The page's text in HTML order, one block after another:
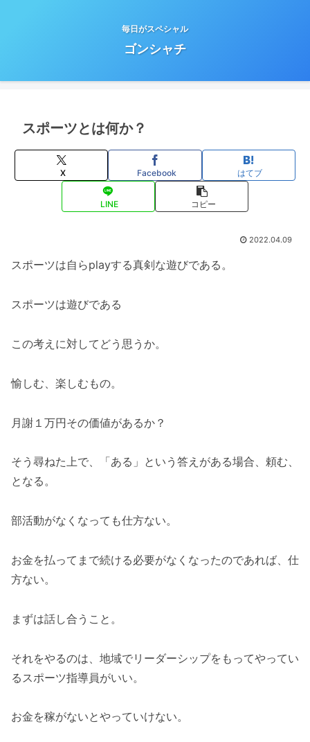
毎日がスペシャル
ゴンシャチ
スポーツとは何か？
X Facebook はてブ
LINE コピー
2022.04.09
スポーツは自らplayする真剣な遊びである。
スポーツは遊びである
この考えに対してどう思うか。
愉しむ、楽しむもの。
月謝１万円その価値があるか？
そう尋ねた上で、「ある」という答えがある場合、頼む、
となる。
部活動がなくなっても仕方ない。
お金を払ってまで続ける必要がなくなったのであれば、仕
方ない。
まずは話し合うこと。
それをやるのは、地域でリーダーシップをもってやってい
るスポーツ指導員がいい。
お金を稼がないとやっていけない。